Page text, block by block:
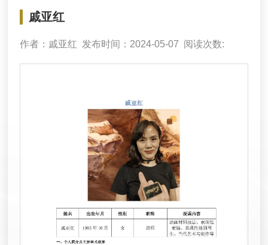
戚亚红
作者：戚亚红 发布时间：2024-05-07 阅读次数: